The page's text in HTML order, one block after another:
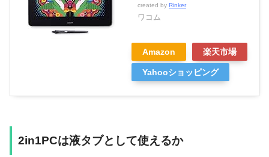
created by Rinker
ワコム
Amazon 楽天市場
Yahooショッピング
2in1PCは液タブとして使えるか